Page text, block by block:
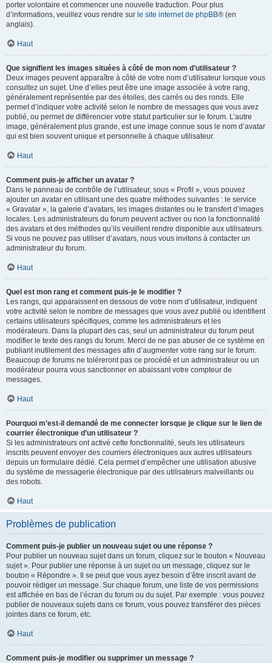
porter volontaire et commencer une nouvelle traduction. Pour plus
d’informations, veuillez vous rendre sur le site internet de phpBB® (en
anglais).
Haut
Que signifient les images situées à côté de mon nom d’utilisateur ?
Deux images peuvent apparaître à côté de votre nom d’utilisateur lorsque vous
consultez un sujet. Une d’elles peut être une image associée à votre rang,
généralement représentée par des étoiles, des carrés ou des ronds. Elle
permet d’indiquer votre activité selon le nombre de messages que vous avez
publié, ou permet de différencier votre statut particulier sur le forum. L’autre
image, généralement plus grande, est une image connue sous le nom d’avatar
qui est bien souvent unique et personnelle à chaque utilisateur.
Haut
Comment puis-je afficher un avatar ?
Dans le panneau de contrôle de l’utilisateur, sous « Profil », vous pouvez
ajouter un avatar en utilisant une des quatre méthodes suivantes : le service
« Gravatar », la galerie d’avatars, les images distantes ou le transfert d’images
locales. Les administrateurs du forum peuvent activer ou non la fonctionnalité
des avatars et des méthodes qu’ils veuillent rendre disponible aux utilisateurs.
Si vous ne pouvez pas utiliser d’avatars, nous vous invitons à contacter un
administrateur du forum.
Haut
Quel est mon rang et comment puis-je le modifier ?
Les rangs, qui apparaissent en dessous de votre nom d’utilisateur, indiquent
votre activité selon le nombre de messages que vous avez publié ou identifient
certains utilisateurs spécifiques, comme les administrateurs et les
modérateurs. Dans la plupart des cas, seul un administrateur du forum peut
modifier le texte des rangs du forum. Merci de ne pas abuser de ce système en
publiant inutilement des messages afin d’augmenter votre rang sur le forum.
Beaucoup de forums ne toléreront pas ce procédé et un administrateur ou un
modérateur pourra vous sanctionner en abaissant votre compteur de
messages.
Haut
Pourquoi m’est-il demandé de me connecter lorsque je clique sur le lien de
courrier électronique d’un utilisateur ?
Si les administrateurs ont activé cette fonctionnalité, seuls les utilisateurs
inscrits peuvent envoyer des courriers électroniques aux autres utilisateurs
depuis un formulaire dédié. Cela permet d’empêcher une utilisation abusive
du système de messagerie électronique par des utilisateurs malveillants ou
des robots.
Haut
Problèmes de publication
Comment puis-je publier un nouveau sujet ou une réponse ?
Pour publier un nouveau sujet dans un forum, cliquez sur le bouton « Nouveau
sujet ». Pour publier une réponse à un sujet ou un message, cliquez sur le
bouton « Répondre ». Il se peut que vous ayez besoin d’être inscrit avant de
pouvoir rédiger un message. Sur chaque forum, une liste de vos permissions
est affichée en bas de l’écran du forum ou du sujet. Par exemple : vous pouvez
publier de nouveaux sujets dans ce forum, vous pouvez transférer des pièces
jointes dans ce forum, etc.
Haut
Comment puis-je modifier ou supprimer un message ?